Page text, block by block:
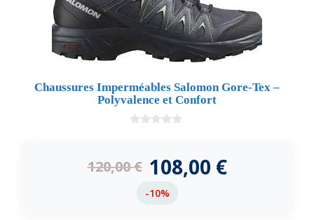
Chaussures Imperméables Salomon Gore-Tex –
Polyvalence et Confort
5
120,00€ 108,00 €
-10%